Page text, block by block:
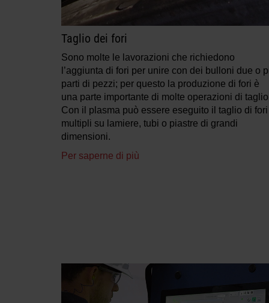
Taglio dei fori
Sono molte le lavorazioni che richiedono
l’aggiunta di fori per unire con dei bulloni due o
parti di pezzi; per questo la produzione di fori è
una parte importante di molte operazioni di
Con il plasma può essere eseguito il taglio di fori
multipli su lamiere, tubi o piastre di grandi
dimensioni.
Per saperne di più